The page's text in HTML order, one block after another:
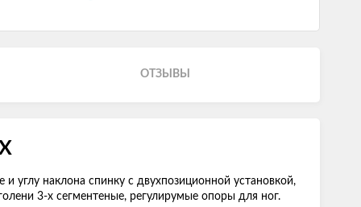
ОТЗЫВЫ
углу наклона спинку с двухпозиционной установкой,
3-х сегментеные, регулирумые опоры для ног.